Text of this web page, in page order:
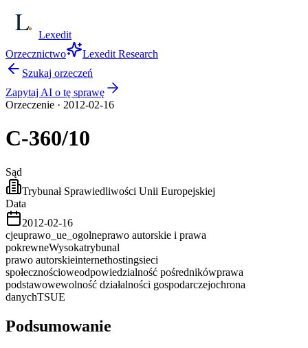
Lexedit
Orzecznictwo
Lexedit Research
Szukaj orzeczeń
Zapytaj AI o tę sprawę
Orzeczenie · 2012-02-16
C-360/10
Sąd
Trybunał Sprawiedliwości Unii Europejskiej
Data
2012-02-16
cjeuprawo_ue_ogolneprawo autorskie i prawa
pokrewneWysokatrybunal
prawo autorskieinternethostingsieci
społecznościoweodpowiedzialność pośrednikówprawa
podstawowewolność działalności gospodarczejochrona
danychTSUE
Podsumowanie